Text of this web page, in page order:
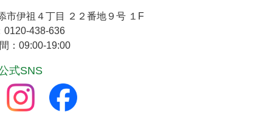
市伊祖４丁目 ２２番地９号 １F
0120-438-636
：09:00-19:00
式SNS